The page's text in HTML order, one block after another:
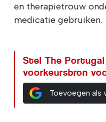
en therapietrouw
medicatie gebruiken.
Stel The
voorkeursbron
Toevoegen als